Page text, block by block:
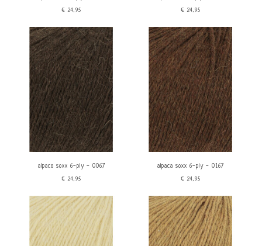
€24,95
€24,95
alpaca soxx 6-ply - 0067
€24,95
alpaca soxx 6-ply - 0167
€24,95